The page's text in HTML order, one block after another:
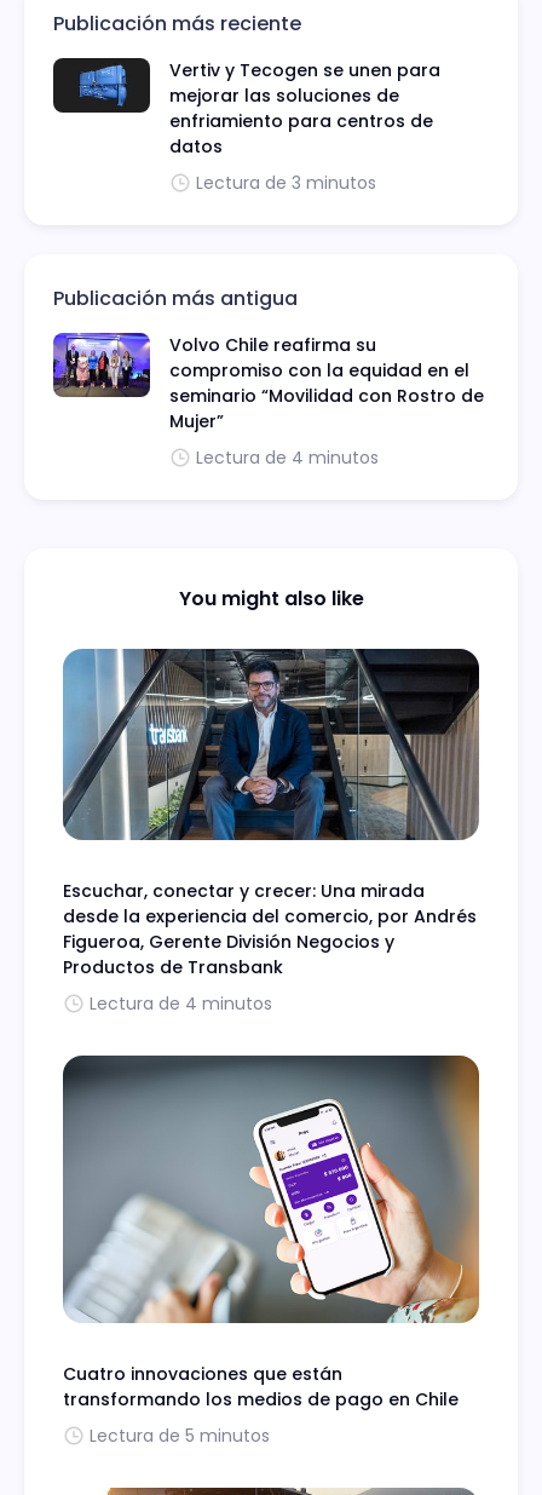
Publicación más reciente
Vertiv y Tecogen se unen para
mejorar las soluciones de
enfriamiento para centros de
datos
Lectura de 3 minutos
Publicación más antigua
Volvo Chile reafirma su
compromiso con la equidad en el
seminario “Movilidad con Rostro de
Mujer”
Lectura de 4 minutos
You might also like
Escuchar, conectar y crecer: Una mirada
desde la experiencia del comercio, por Andrés
Figueroa, Gerente División Negocios y
Productos de Transbank
Lectura de 4 minutos
Cuatro innovaciones que están
transformando los medios de pago en Chile
Lectura de 5 minutos